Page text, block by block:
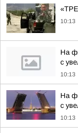
10:13
На
с
10:13
На
с
10:13